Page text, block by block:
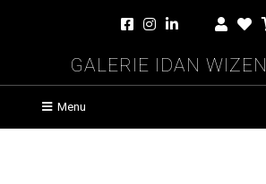
Galerie Idan Wizen
Menu